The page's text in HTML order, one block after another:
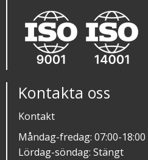
Kontakta oss
Kontakt
Måndag-fredag: 07:00-18:00
Lördag-söndag: Stängt